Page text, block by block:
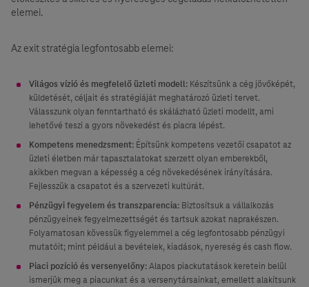
elemei.
Az exit stratégia legfontosabb elemei:
Világos vízió és megfelelő üzleti modell: Készítsünk a cég jövőképét,
küldetését, céljait és stratégiáját meghatározó üzleti tervet.
Válasszunk olyan fenntartható és skálázható üzleti modellt, ami
lehetővé teszi a gyors növekedést és piacra lépést.
Kompetens menedzsment: Építsünk kompetens vezetői csapatot az
üzleti életben már tapasztalatokat szerzett olyan emberekből,
akikben megvan a képesség a cég növekedésének irányítására.
Fejlesszük a csapatot és a szervezeti kultúrát.
Pénzügyi fegyelem és transzparencia: Biztosítsuk a vállalkozás
pénzügyeinek fegyelmezettségét és tartsuk azokat naprakészen.
Folyamatosan kövessük figyelemmel a cég legfontosabb pénzügyi
mutatóit; mint például a bevételek, kiadások, nyereség és cash flow.
Piaci pozíció és versenyelőny:Alapos piackutatások keretein belül
ismerjük meg a piacunkat és a versenytársainkat, emellett alakítsunk